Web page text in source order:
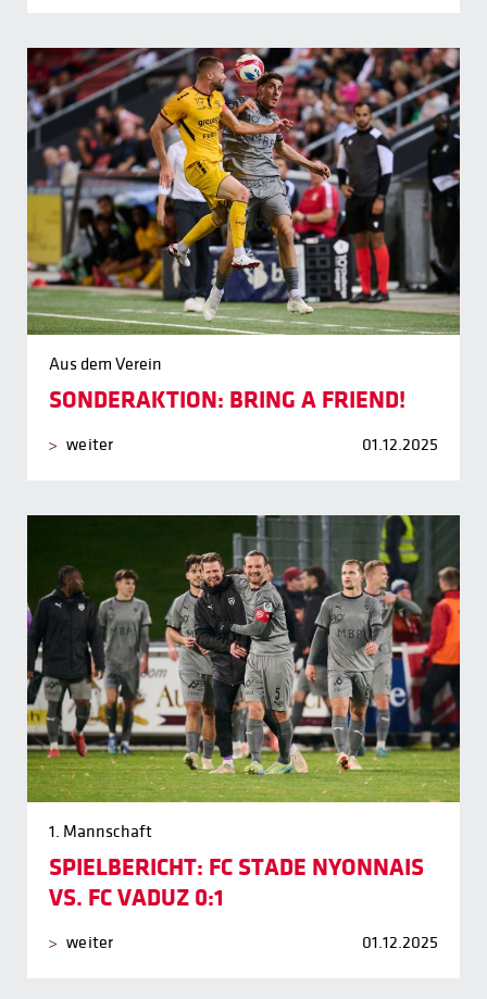
Aus dem Verein
SONDERAKTION: BRING A FRIEND!
weiter 01.12.2025
1. Mannschaft
SPIELBERICHT: FC STADE NYONNAIS
VS. FC VADUZ 0:1
weiter 01.12.2025